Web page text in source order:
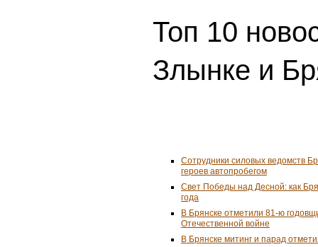
Топ 10
Злынке и
Сотрудники силовых ведомств
героев автопробегом
Свет Победы над Десной: как
года
В Брянске отметили 81-ю
Отечественной войне
В Брянске митинг и парад